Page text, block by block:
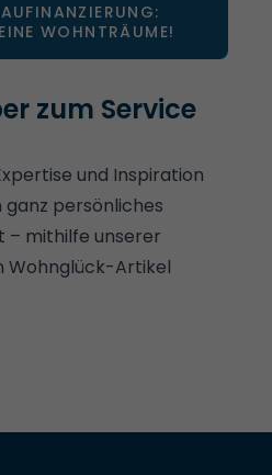
WOHNTRÄUME!
zum Service
und Inspiration
ganz persönliches
– mithilfe unserer
Wohnglück-Artikel